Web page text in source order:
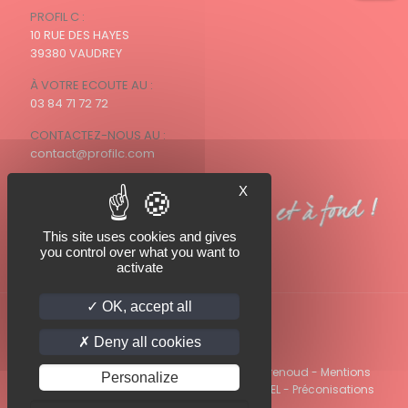
PROFIL C :
10 RUE DES HAYES
39380 VAUDREY
À VOTRE ECOUTE AU :
03 84 71 72 72
CONTACTEZ-NOUS AU :
contact@profilc.com
© 2022 PROFIl C - Photo Profil C / Olivier Perrenoud - Mentions
légales-Politique de confidentialité- CGVEL- Préconisations
X
This site uses cookies and gives
you control over what you want to
activate
OK, accept all
Deny all cookies
Personalize